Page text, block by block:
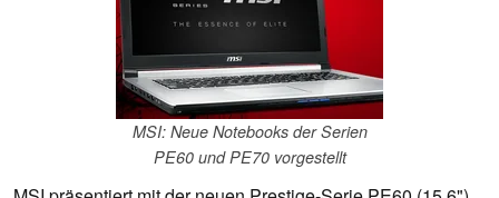
MSI: Neue Notebooks der Serien
PE60 und PE70 vorgestellt